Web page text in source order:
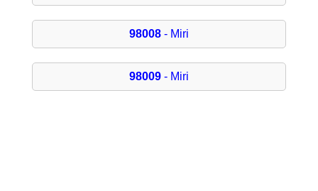
98008- Miri
98009- Miri